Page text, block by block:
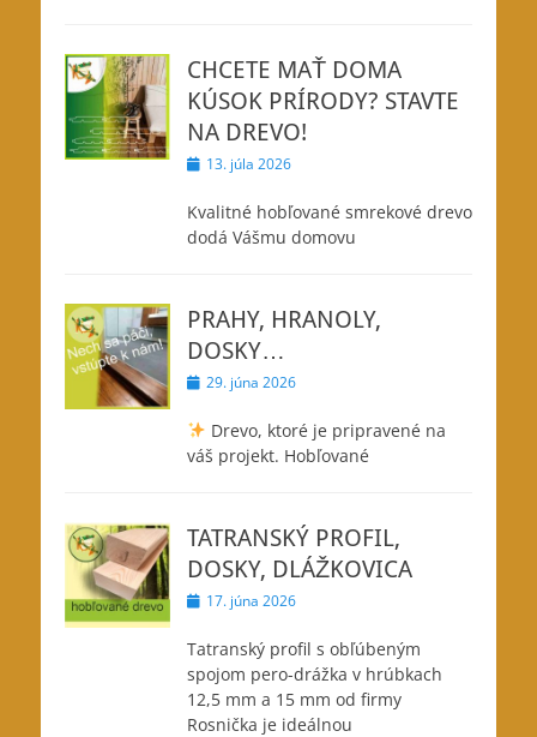
CHCETE MAŤ DOMA
KÚSOK PRÍRODY? STAVTE
NA DREVO!
Posted13. júla 2026
Kvalitné hobľované smrekové drevo
dodá Vášmu domovu
PRAHY, HRANOLY,
DOSKY…
Posted29. júna 2026
Drevo, ktoré je pripravené na
váš projekt. Hobľované
TATRANSKÝ PROFIL,
DOSKY, DLÁŽKOVICA
Posted17. júna 2026
Tatranský profil s obľúbeným
spojom pero-drážka v hrúbkach
12,5 mm a 15 mm od firmy
Rosnička je ideálnou